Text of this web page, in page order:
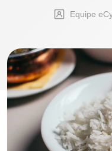
Equipe